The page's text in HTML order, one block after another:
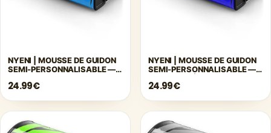
NYENI | MOUSSE DE GUIDON
SEMI-PERSONNALISABLE —
24.99€
NYENI | MOUSSE DE GUIDON
SEMI-PERSONNALISABLE —
24.99€